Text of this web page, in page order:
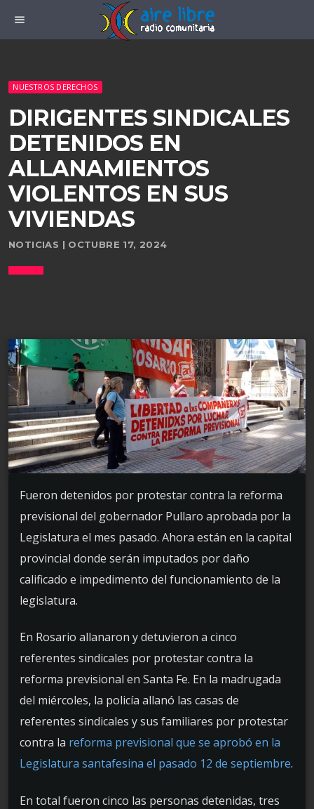
menu
NUESTROS DERECHOS
DIRIGENTES SINDICALES
DETENIDOS EN
ALLANAMIENTOS
VIOLENTOS EN SUS
VIVIENDAS
NOTICIAS | OCTUBRE 17, 2024
Fueron detenidos por protestar contra la reforma
previsional del gobernador Pullaro aprobada por la
Legislatura el mes pasado. Ahora están en la capital
provincial donde serán imputados por daño
calificado e impedimento del funcionamiento de la
legislatura.
En Rosario allanaron y detuvieron a cinco
referentes sindicales por protestar contra la
reforma previsional en Santa Fe. En la madrugada
del miércoles, la policía allanó las casas de
referentes sindicales y sus familiares por protestar
contra la reforma previsional que se aprobó en la
Legislatura santafesina el pasado 12 de septiembre.
En total fueron cinco las personas detenidas, tres